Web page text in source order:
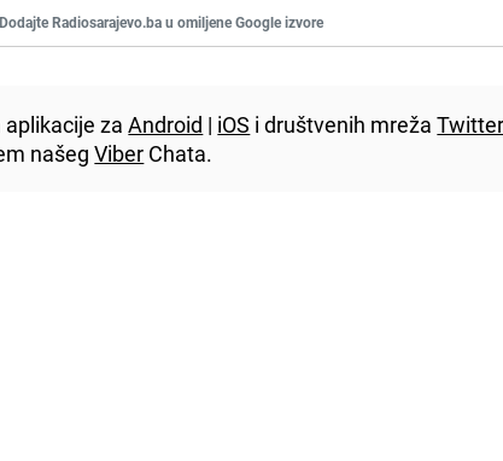
Dodajte Radiosarajevo.ba u omiljene Google izvore
aplikacije zaAndroid | iOS i društvenih mrežaTwitter
našegViber Chata.